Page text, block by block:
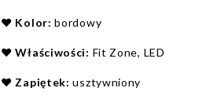
❤️ Kolor:bordowy
❤️Właściwości: Fit Zone, LED
❤️ Zapiętek: usztywniony